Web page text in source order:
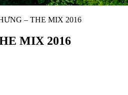
– THE MIX 2016
MIX 2016